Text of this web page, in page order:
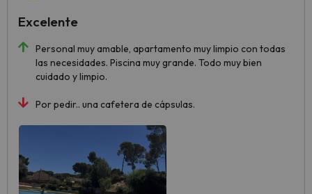
Personal muy amable, apartamento muy limpio con todas
las necesidades. Piscina muy grande. Todo muy bien
cuidado y limpio.
Por pedir.. una cafetera de cápsulas.
Excelente